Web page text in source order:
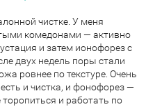
чистке. У меня
комедонами — активно
и затем ионофорез с
двух недель поры стали
ровнее по текстуре. Очень
и чистка, и фонофорез —
и работать по